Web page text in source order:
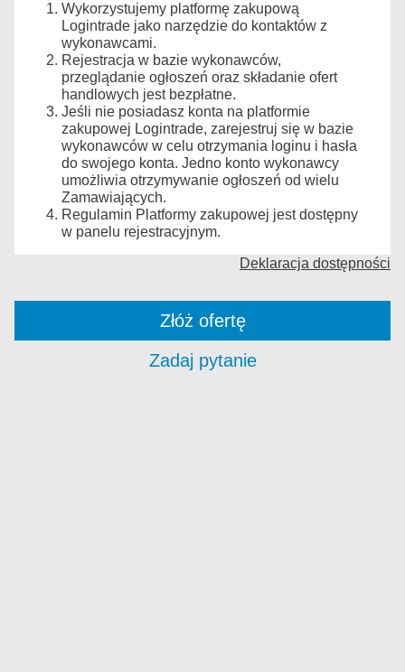
Wykorzystujemy platformę zakupową
Logintrade jako narzędzie do kontaktów z
wykonawcami.
Rejestracja w bazie wykonawców,
przeglądanie ogłoszeń oraz składanie ofert
handlowych jest bezpłatne.
Jeśli nie posiadasz konta na platformie
zakupowej Logintrade, zarejestruj się w bazie
wykonawców w celu otrzymania loginu i hasła
do swojego konta. Jedno konto wykonawcy
umożliwia otrzymywanie ogłoszeń od wielu
Zamawiających.
Regulamin Platformy zakupowej jest dostępny
w panelu rejestracyjnym.
Deklaracja dostępności
Złóż ofertę
Zadaj pytanie